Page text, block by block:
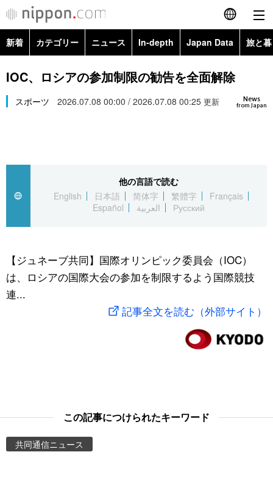
English
简体字
繁體字
العربية
社会
文化
旅と暮らし
動画/Live
新着 カテゴリー ニュース In-depth Japan Data 旅と
政治・外交
経済・ビジネス
社会
文化
科学・技術
暮らし
スポーツ・東京2020
Topics
Images
お知らせ
IOC、ロシアの参加制限の勧告を全面解除
News
from Japan
スポーツ 2026.07.08 00:00 / 2026.07.08 00:25 更新
他の言語で読む
English
日本語 简体字 繁體字
Français
Español
العربية Русский
【ジュネーブ共同】国際オリンピック委員会（IOC）
は、ロシアの国際大会の参加を制限するよう国際競技
連...
記事全文を読む（外部サイト）
この記事につけられたキーワード
共同通信ニュース